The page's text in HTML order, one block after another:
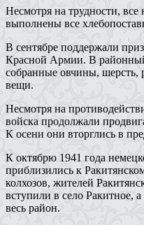
Несмотря на трудности,
выполнены все
В сентябре поддержали
Красной Армии. В
собранные овчины, шерсть,
вещи.
Несмотря на
войска продолжали
К осени они вторглись в
К октябрю 1941 года
приблизились к
колхозов, жителей
вступили в село Ракитное,
весь район.